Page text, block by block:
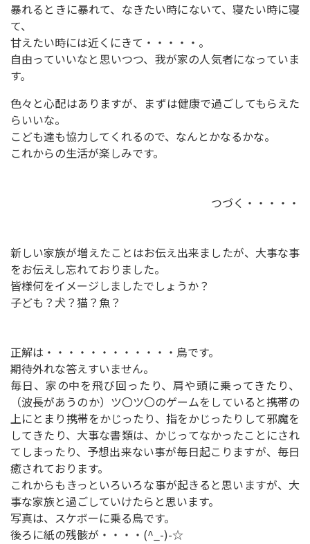
暴れるときに暴れて、なきたい時にないて、寝たい時に寝
て、
甘えたい時には近くにきて・・・・・。
自由っていいなと思いつつ、我が家の人気者になっていま
す。
色々と心配はありますが、まずは健康で過ごしてもらえた
らいいな。
こども達も協力してくれるので、なんとかなるかな。
これからの生活が楽しみです。
つづく・・・・・
新しい家族が増えたことはお伝え出来ましたが、大事な事
をお伝えし忘れておりました。
皆様何をイメージしましたでしょうか？
子ども？犬？猫？魚？
正解は・・・・・・・・・・・・鳥です。
期待外れな答えすいません。
毎日、家の中を飛び回ったり、肩や頭に乗ってきたり、
（波長があうのか）ツ〇ツ〇のゲームをしていると携帯の
上にとまり携帯をかじったり、指をかじったりして邪魔を
してきたり、大事な書類は、かじってなかったことにされ
てしまったり、予想出来ない事が毎日起こりますが、毎日
癒されております。
これからもきっといろいろな事が起きると思いますが、大
事な家族と過ごしていけたらと思います。
写真は、スケボーに乗る鳥です。
後ろに紙の残骸が・・・・(^_-)-☆